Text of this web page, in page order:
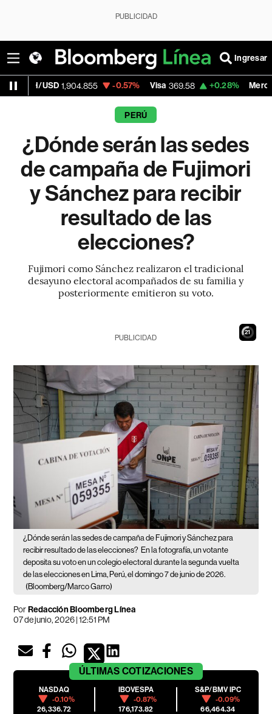
PUBLICIDAD
Ingresar
1,904.855 -0.57% Visa 369.58 +0.28% MercadoLibre
PERÚ
¿Dónde serán las sedes
de campaña de Fujimori
y Sánchez para recibir
resultado de las
elecciones?
Fujimori como Sánchez realizaron el tradicional
desayuno electoral acompañados de su familia y
posteriormente emitieron su voto.
20
PUBLICIDAD
¿Dónde serán las sedes de campaña de Fujimori y Sánchez para
recibir resultado de las elecciones? En la fotografía, un votante
deposita su voto en un colegio electoral durante la segunda vuelta
de las elecciones en Lima, Perú, el domingo 7 de junio de 2026.
(Bloomberg/Marco Garro)
PorRedacción Bloomberg Línea
07 de junio, 2026 | 12:51 PM
ÚLTIMAS COTIZACIONES
NASDAQ
-0.10%
26,336.72
IBOVESPA
-0.87%
176,173.82
S&P/BMV IPC
-0.09%
66,464.34